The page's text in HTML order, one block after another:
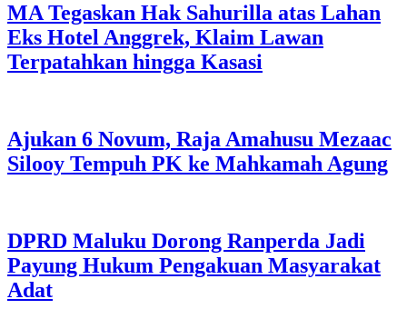
MA Tegaskan Hak Sahurilla atas Lahan
Eks Hotel Anggrek, Klaim Lawan
Terpatahkan hingga Kasasi
Ajukan 6 Novum, Raja Amahusu Mezaac
Silooy Tempuh PK ke Mahkamah Agung
DPRD Maluku Dorong Ranperda Jadi
Payung Hukum Pengakuan Masyarakat
Adat